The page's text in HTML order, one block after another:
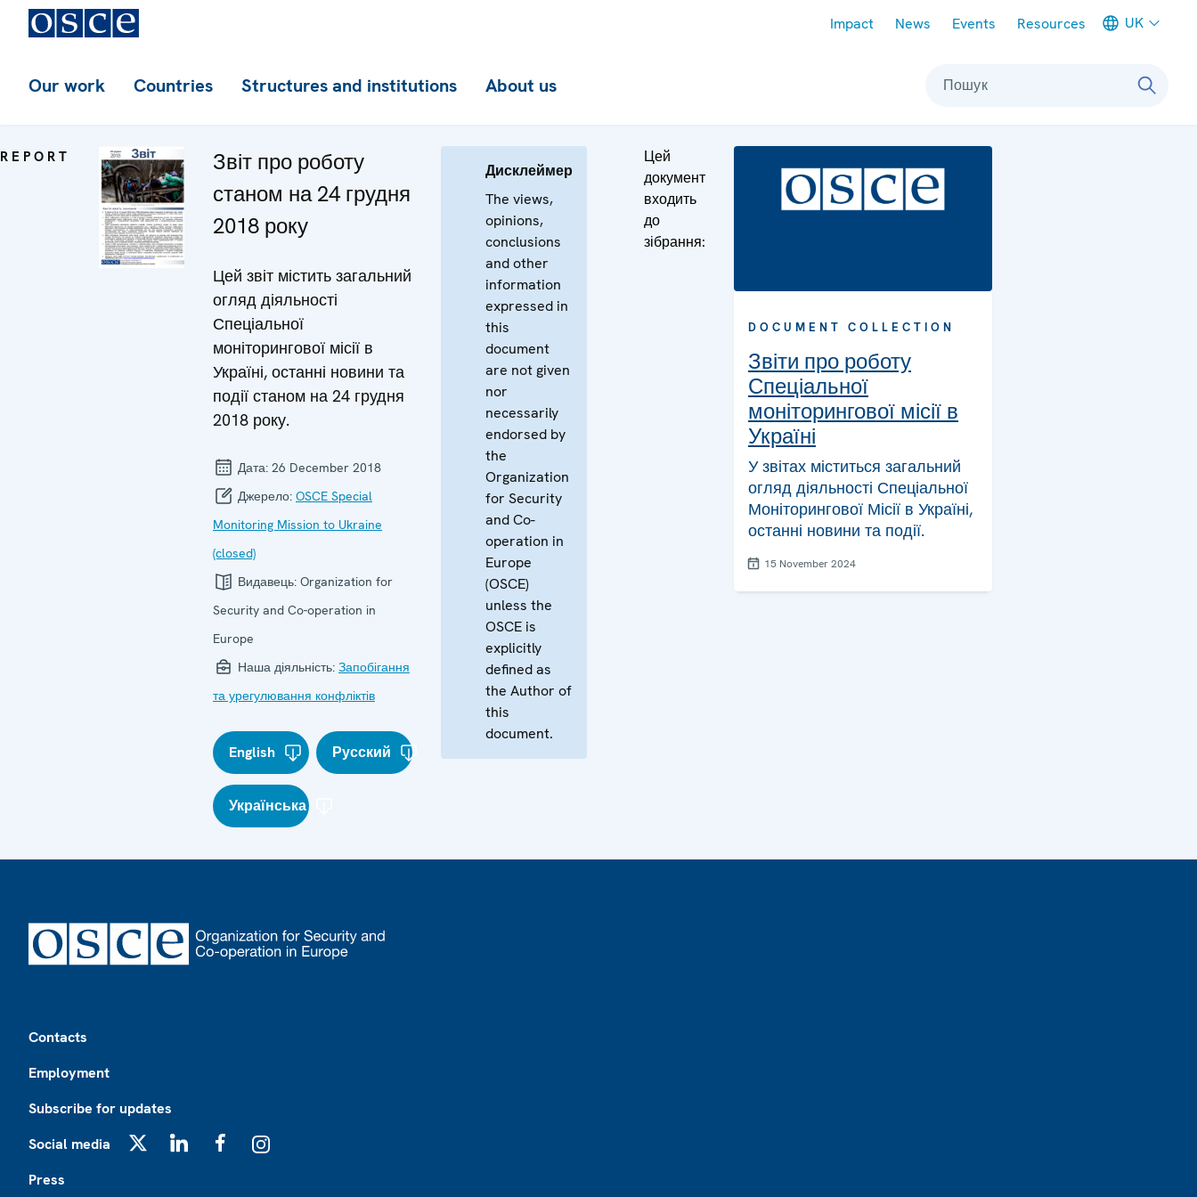
Impact News Events Resources UK
Our work Countries Structures and institutions About us Пошук
REPORT
Звіт про роботу
станом на 24 грудня
2018 року
Цей звіт містить загальний
огляд діяльності
Спеціальної
моніторингової місії в
Україні, останні новини та
події станом на 24 грудня
2018 року.
Дата: 26 December 2018
Джерело: OSCE Special
Monitoring Mission to Ukraine
(closed)
Видавець: Organization for
Security and Co-operation in
Europe
Наша діяльність: Запобігання
та урегулювання конфліктів
English Русский
Українська
Дисклеймер
The views,
opinions,
conclusions
and other
information
expressed in
this
document
are not given
nor
necessarily
endorsed by
the
Organization
for Security
and Co-
operation in
Europe
(OSCE)
unless the
OSCE is
explicitly
defined as
the Author of
this
document.
Цей
документ
входить
до
зібрання:
DOCUMENT COLLECTION
Звіти про роботу
Спеціальної
моніторингової місії в
Україні
У звітах міститься загальний
огляд діяльності Спеціальної
Моніторингової Місії в Україні,
останні новини та події.
15 November 2024
Contacts
Employment
Subscribe for updates
Social media
Press